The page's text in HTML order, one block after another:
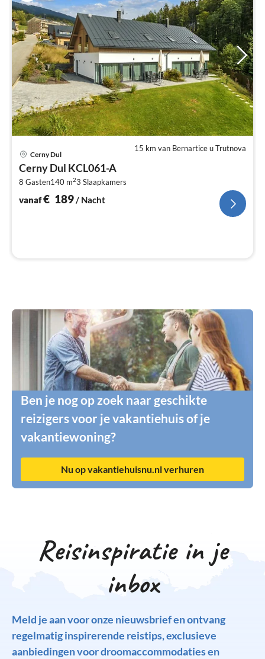
15 km van Bernartice u Trutnova
Cerny Dul
Cerny Dul KCL061-A
8 Gasten140 m23 Slaapkamers
vanaf€ 189/ Nacht
Ben je nog op zoek naar geschikte
reizigers voor je vakantiehuis of je
vakantiewoning?
Nu op vakantiehuisnu.nl verhuren
Reisinspiratie in je
inbox
Meld je aan voor onze nieuwsbrief en ontvang
regelmatig inspirerende reistips, exclusieve
aanbiedingen voor droomaccommodaties en